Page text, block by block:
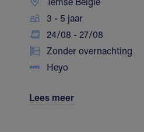
3 - 5 jaar
24/08 - 27/08
Zonder overnachting
Heyo
Lees meer